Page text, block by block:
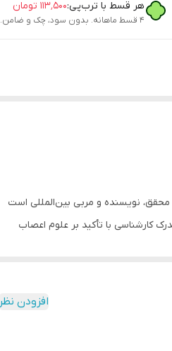
هر قسط با ترب‌پی:۱۱۳٬۵۰۰ تومان
۴ قسط ماهانه. بدون سود، چک و ضامن.
یک سخنران، محقق، نویسنده و مربی بین‌المللی است
کارشناسی با تأکید بر علوم اعصاب
و شادتر لذت ببرند و همچنین آگاهی
افزودن نظر